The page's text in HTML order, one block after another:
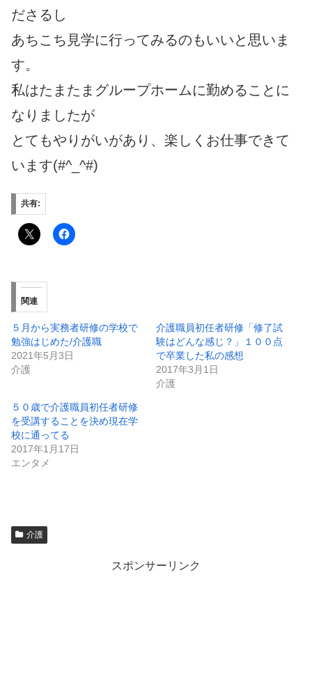
ださるし
あちこち見学に行ってみるのもいいと思いま
す。
私はたまたまグループホームに勤めることに
なりましたが
とてもやりがいがあり、楽しくお仕事できて
います(#^_^#)
共有:
関連
５月から実務者研修の学校で
勉強はじめた/介護職
2021年5月3日
介護
介護職員初任者研修「修了試
験はどんな感じ？」１００点
で卒業した私の感想
2017年3月1日
介護
５０歳で介護職員初任者研修
を受講することを決め現在学
校に通ってる
2017年1月17日
エンタメ
介護
スポンサーリンク